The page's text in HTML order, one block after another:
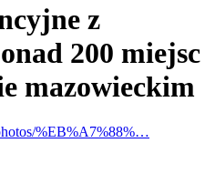
z
200 miejsc
mazowieckim
%EB%A7%88%…